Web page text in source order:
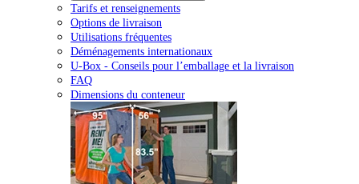
Tarifs et renseignements
Options de livraison
Utilisations fréquentes
Déménagements internationaux
U-Box - Conseils pour l’emballage et la livraison
FAQ
Dimensions du conteneur